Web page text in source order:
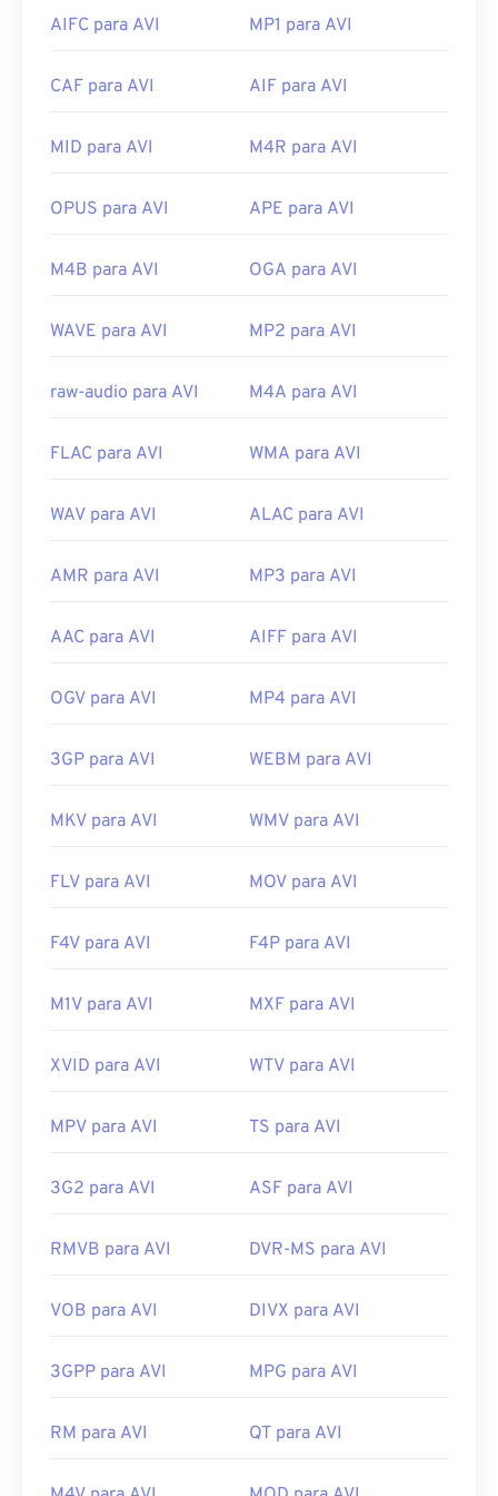
compatíveis com OGG.
Lançamento inicial:
2000
https://en.wikipedia.org/wiki/Ogg
https://xiph.org/vorbis/
internet, os reprodutores de mídia de hardware
também os suportam. Se um arquivo AVI não abrir,
Lançamento inicial:
1992
https://en.wikipedia.org/wiki/Audio_Video_Interleave
https://tools.ietf.org/html/rfc2361
AIFC para AVI MP1 para AVI
CAF para AVI AIF para AVI
MID para AVI M4R para AVI
OPUS para AVI APE para AVI
M4B para AVI OGA para AVI
WAVE para AVI MP2 para AVI
raw-audio para AVI M4A para AVI
FLAC para AVI WMA para AVI
WAV para AVI ALAC para AVI
AMR para AVI MP3 para AVI
AAC para AVI AIFF para AVI
OGV para AVI MP4 para AVI
3GP para AVI WEBM para AVI
MKV para AVI WMV para AVI
FLV para AVI MOV para AVI
F4V para AVI F4P para AVI
M1V para AVI MXF para AVI
XVID para AVI WTV para AVI
MPV para AVI TS para AVI
3G2 para AVI ASF para AVI
RMVB para AVI DVR-MS para AVI
VOB para AVI DIVX para AVI
3GPP para AVI MPG para AVI
RM para AVI QT para AVI